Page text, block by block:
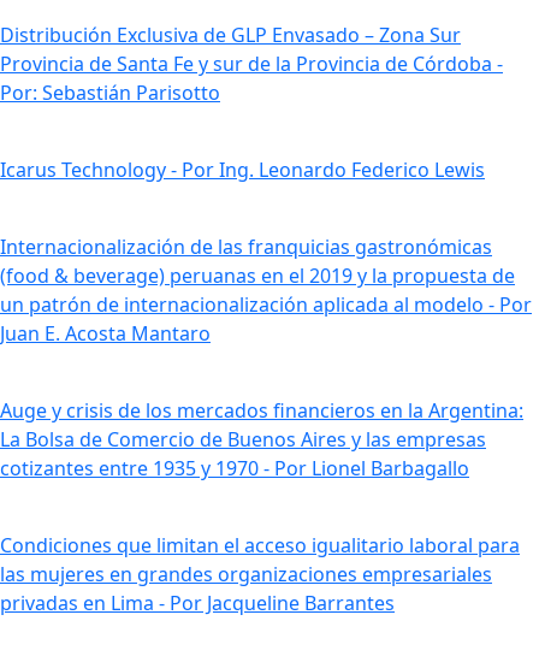
Distribución Exclusiva de GLP Envasado – Zona Sur
Provincia de Santa Fe y sur de la Provincia de Córdoba -
Por: Sebastián Parisotto
Icarus Technology - Por Ing. Leonardo Federico Lewis
Internacionalización de las franquicias gastronómicas
(food & beverage) peruanas en el 2019 y la propuesta de
un patrón de internacionalización aplicada al modelo - Por
Juan E. Acosta Mantaro
Auge y crisis de los mercados financieros en la Argentina:
La Bolsa de Comercio de Buenos Aires y las empresas
cotizantes entre 1935 y 1970 - Por Lionel Barbagallo
Condiciones que limitan el acceso igualitario laboral para
las mujeres en grandes organizaciones empresariales
privadas en Lima - Por Jacqueline Barrantes